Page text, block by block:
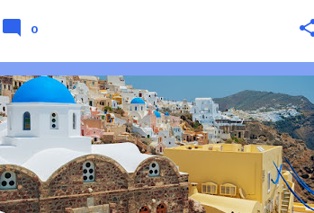
0
GHID COMPLET GRECIA KINO